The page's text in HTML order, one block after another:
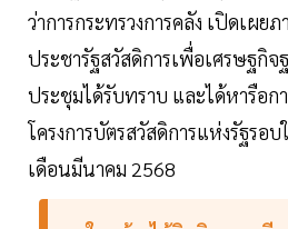
ว่าการกระทรวงการคลัง เปิดเผย
ประชารัฐสวัสดิการเพื่อเศรษฐกิจ
ประชุมได้รับทราบ และได้หารือก
โครงการบัตรสวัสดิการแห่งรัฐรอ
เดือนมีนาคม 2568